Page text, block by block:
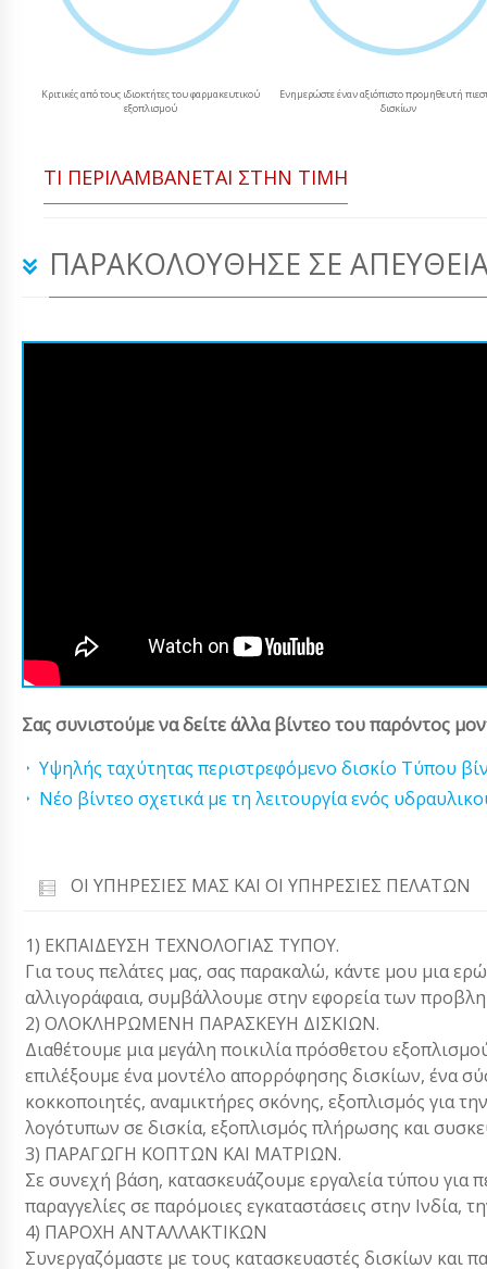
Κριτικές από τους ιδιοκτήτες του φαρμακευτικού
εξοπλισμού
Ενημερώστε έναν αξιόπιστο προμηθευτή
δισκίων
ΤΙ ΠΕΡΙΛΑΜΒΆΝΕΤΑΙ ΣΤΗΝ ΤΙΜΉ
ΠΑΡΑΚΟΛΟΎΘΗΣΕ ΣΕ
Σας συνιστούμε να δείτε άλλα βίντεο του παρόντος
Υψηλής ταχύτητας περιστρεφόμενο δισκίο Τύπου
Νέο βίντεο σχετικά με τη λειτουργία ενός
ΟΙ ΥΠΗΡΕΣΊΕΣ ΜΑΣ ΚΑΙ ΟΙ ΥΠΗΡΕΣΊΕΣ ΠΕΛΑΤΏΝ
1) ΕΚΠΑΙΔΕΥΣΗ ΤΕΧΝΟΛΟΓΙΑΣ ΤΥΠΟΥ.
Για τους πελάτες μας, σας παρακαλώ, κάντε μου μια
αλλιγοράφαια, συμβάλλουμε στην εφορεία των
2) ΟΛΟΚΛΗΡΩΜΕΝΗ ΠΑΡΑΣΚΕΥΗ ΔΙΣΚΙΩΝ.
Διαθέτουμε μια μεγάλη ποικιλία πρόσθετου
επιλέξουμε ένα μοντέλο απορρόφησης δισκίων, ένα
κοκκοποιητές, αναμικτήρες σκόνης, εξοπλισμός για
λογότυπων σε δισκία, εξοπλισμός πλήρωσης και
3) ΠΑΡΑΓΩΓΗ ΚΟΠΤΩΝ ΚΑΙ ΜΑΤΡΙΩΝ.
Σε συνεχή βάση, κατασκευάζουμε εργαλεία τύπου για
παραγγελίες σε παρόμοιες εγκαταστάσεις στην Ινδία,
4) ΠΑΡΟΧΗ ΑΝΤΑΛΛΑΚΤΙΚΩΝ
Συνεργαζόμαστε με τους κατασκευαστές δισκίων και